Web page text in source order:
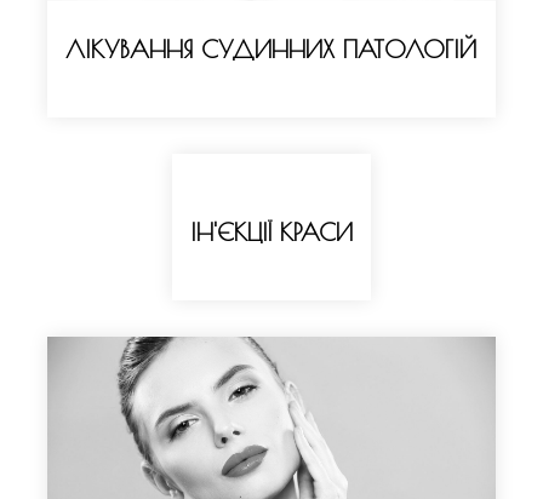
ЛІКУВАННЯ СУДИННИХ ПАТОЛОГІЙ
ІН'ЄКЦІЇ КРАСИ